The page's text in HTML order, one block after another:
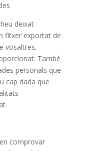
deixat
fitxer exportat de
vosaltres,
També
personals que
cap dada que
comprovar